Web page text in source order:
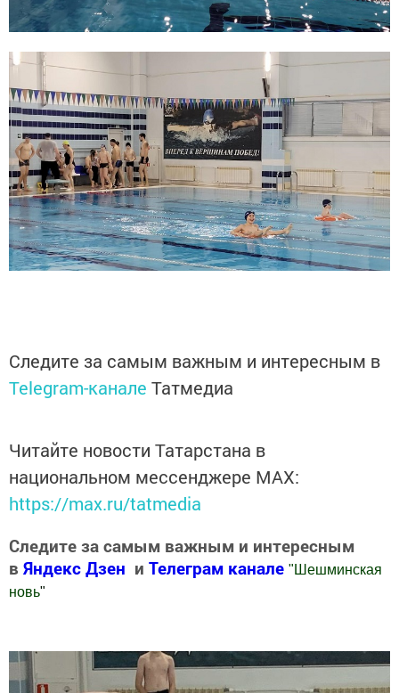
Следите за самым важным и интересным в
Telegram-канале Татмедиа
Читайте новости Татарстана в
национальном мессенджере MАХ:
https://max.ru/tatmedia
Следите за самым важным и интересным
в Яндекс Дзен и Телеграм канале " Шешминская
новь"